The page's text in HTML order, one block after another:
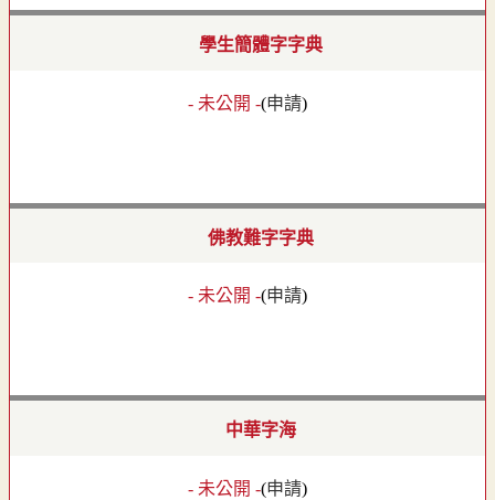
學生簡體字字典
- 未公開 -(申請)
佛教難字字典
- 未公開 -(申請)
中華字海
- 未公開 -(申請)